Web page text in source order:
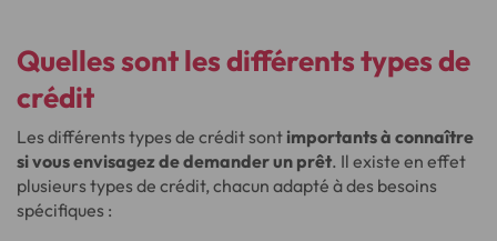
Quelles sont les différents types de
crédit
Les différents types de crédit sont importants à connaître
si vous envisagez de demander un prêt. Il existe en effet
plusieurs types de crédit, chacun adapté à des besoins
spécifiques :